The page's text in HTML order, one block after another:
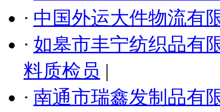
· 中国外运大件物流有
· 如皋市丰宁纺织品有
料质检员 |
· 南通市瑞鑫发制品有